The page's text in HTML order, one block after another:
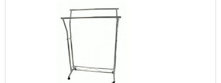
de dentro das lojas. MAIS INFORMAÇÕES
SOBRE O PRODUTOO primeiro critério a se
investigar é se a empresa responsável pela
comercialização dos man.